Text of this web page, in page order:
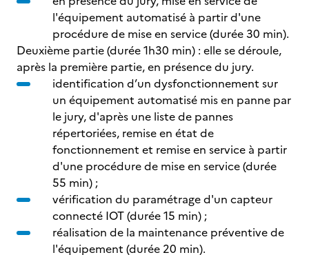
l'équipement automatisé à partir d'une
procédure de mise en service (durée 30 min).
Deuxième partie (durée 1h30 min) : elle se déroule,
après la première partie, en présence du jury.
identification d’un dysfonctionnement sur
un équipement automatisé mis en panne par
le jury, d'après une liste de pannes
répertoriées, remise en état de
fonctionnement et remise en service à partir
d'une procédure de mise en service (durée
55 min) ;
vérification du paramétrage d'un capteur
connecté IOT (durée 15 min) ;
réalisation de la maintenance préventive de
l'équipement (durée 20 min).